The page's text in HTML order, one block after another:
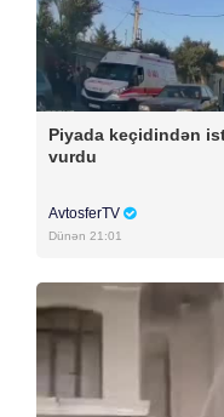
Piyada keçidindən
vurdu
AvtosferTV
Dünən 21:01